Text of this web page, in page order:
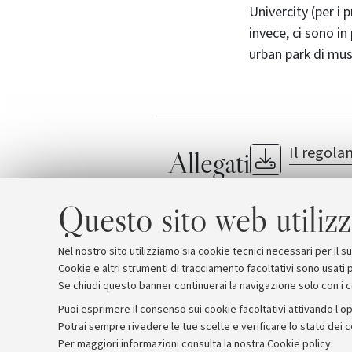
Questo sito web
Nel nostro sito utilizziamo sia cookie tecnici necessari per il
Cookie e altri strumenti di tracciamento facoltativi sono
Se chiudi questo banner continuerai la navigazione solo con i
Puoi esprimere il consenso sui cookie facoltativi attivando
Potrai sempre rivedere le tue scelte e verificare lo stato dei
Per maggiori informazioni consulta la nostra Cookie policy.
Univercity (per i
invece, ci sono
urban park di
Allegati Il
Univercity:
Archivio Comunicati stampa Redazione Rassegna